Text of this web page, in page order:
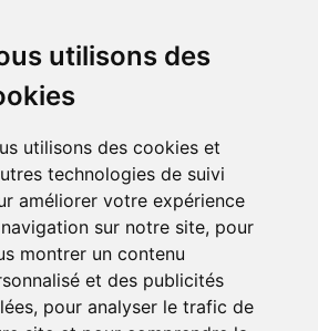
utilisons des
utilisons des cookies et
technologies de suivi
améliorer votre expérience
sur notre site, pour
montrer un contenu
et des publicités
pour analyser le trafic de